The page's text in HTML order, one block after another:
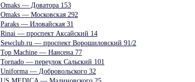
Omaks — Доватора 153
Omaks — Московская 292
Paraks — Иловайская 31
Rinai — проспект Аксайский 14
Sewclub.ru — проспект Ворошиловский 91/2
Top Machine — Нансена 77
Tornado — переулок Сальский 101
Uniforma — Добровольского 32
US MEDICA — Малиновского 25